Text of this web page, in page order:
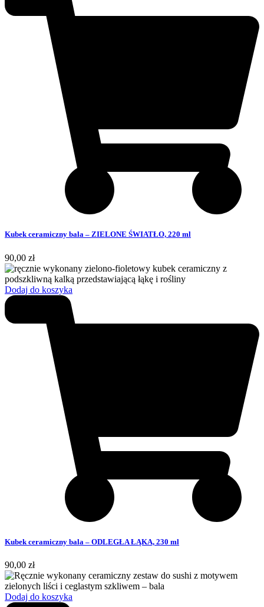
Kubek ceramiczny bala – ZIELONE ŚWIATŁO, 220 ml
90,00 zł
Dodaj do koszyka
Kubek ceramiczny bala – ODLEGŁA ŁĄKA, 230 ml
90,00 zł
Dodaj do koszyka